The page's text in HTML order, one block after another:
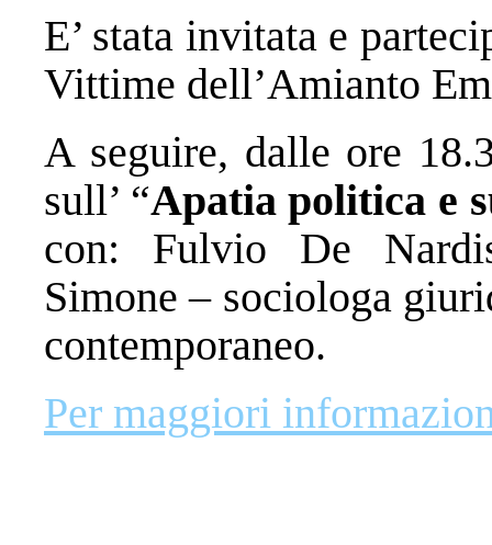
E’ stata invitata e
Vittime dell’Amianto
A seguire, dalle ore
sull’ “Apatia politica e
con: Fulvio De
Simone – sociologa
contemporaneo.
Per maggiori